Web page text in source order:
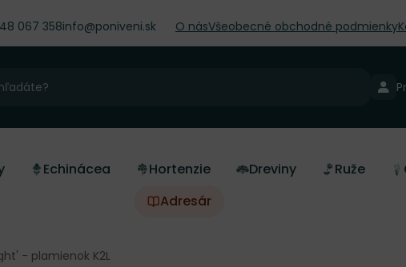
067 358info@poniveni.sk O násVšeobecné obchodné podmienky
Echinácea Hortenzie Dreviny Ruže
Adresár
- plamienok K2L